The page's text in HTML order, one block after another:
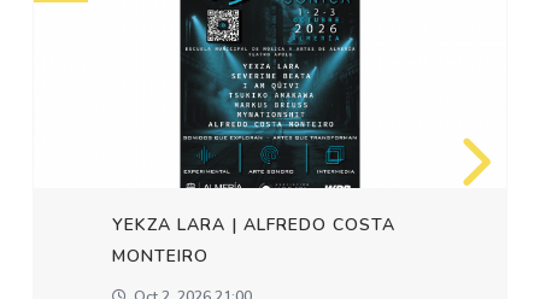
YEKZA LARA | ALFREDO COSTA
MONTEIRO